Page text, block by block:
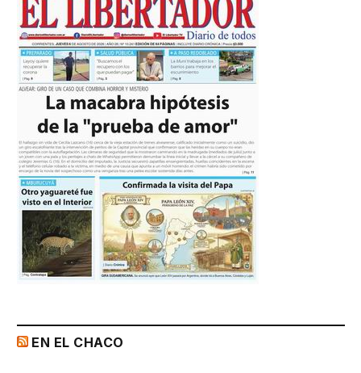
EN EL CHACO